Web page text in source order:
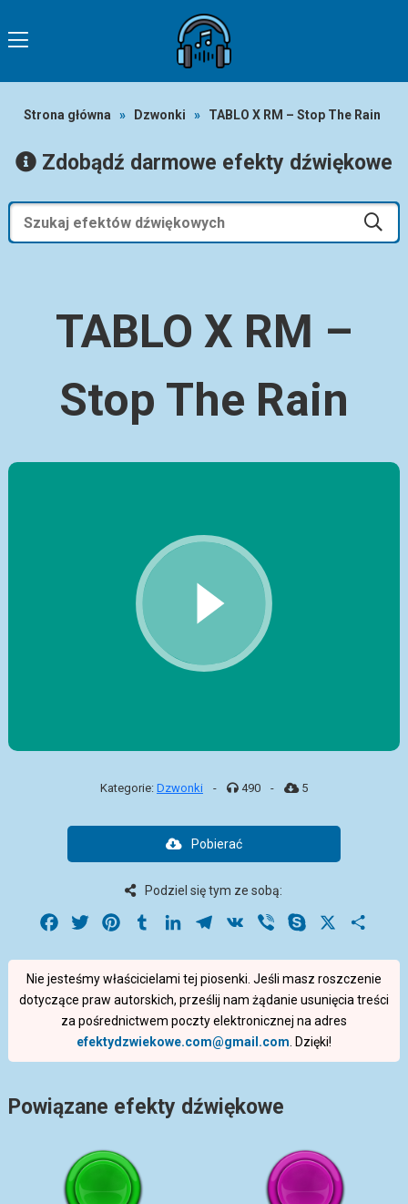
Strona główna » Dzwonki » TABLO X RM – Stop The Rain
Zdobądź darmowe efekty dźwiękowe
TABLO X RM –
Stop The Rain
Kategorie: Dzwonki - 490 - 5
Pobierać
Podziel się tym ze sobą:
Facebook
Twitter PinterestTumblrLinkedInTelegram
VK Viber Skype
Nie jesteśmy właścicielami tej piosenki. Jeśli masz roszczenie
dotyczące praw autorskich, prześlij nam żądanie usunięcia treści
za pośrednictwem poczty elektronicznej na adres
efektydzwiekowe.com@gmail.com . Dzięki!
Powiązane efekty dźwiękowe